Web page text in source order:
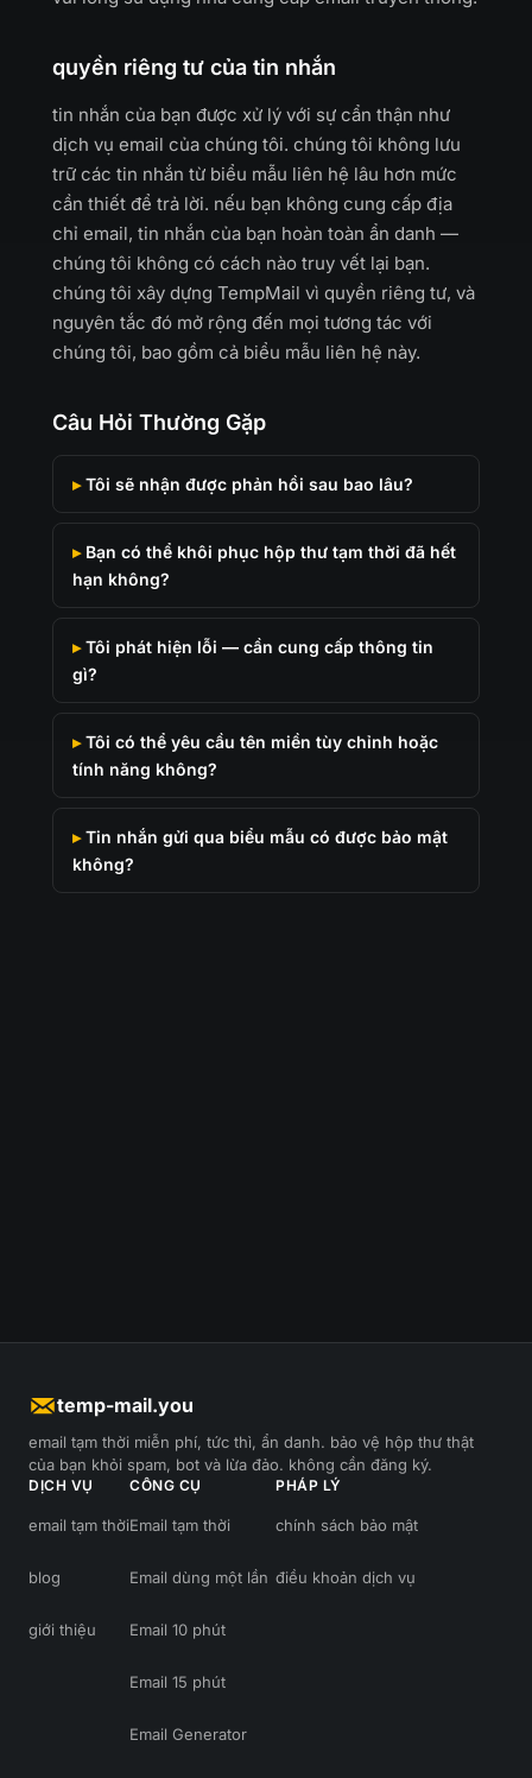
quyền riêng tư của tin nhắn
tin nhắn của bạn được xử lý với sự cẩn thận như
dịch vụ email của chúng tôi. chúng tôi không lưu
trữ các tin nhắn từ biểu mẫu liên hệ lâu hơn mức
cần thiết để trả lời. nếu bạn không cung cấp địa
chỉ email, tin nhắn của bạn hoàn toàn ẩn danh —
chúng tôi không có cách nào truy vết lại bạn.
chúng tôi xây dựng TempMail vì quyền riêng tư, và
nguyên tắc đó mở rộng đến mọi tương tác với
chúng tôi, bao gồm cả biểu mẫu liên hệ này.
Câu Hỏi Thường Gặp
Tôi sẽ nhận được phản hồi sau bao lâu?
Bạn có thể khôi phục hộp thư tạm thời đã hết
hạn không?
Tôi phát hiện lỗi — cần cung cấp thông tin
gì?
Tôi có thể yêu cầu tên miền tùy chỉnh hoặc
tính năng không?
Tin nhắn gửi qua biểu mẫu có được bảo mật
không?
temp-mail.you
email tạm thời miễn phí, tức thì, ẩn danh. bảo vệ hộp thư thật
của bạn khỏi spam, bot và lừa đảo. không cần đăng ký.
DỊCH VỤ
email tạm thời
blog
giới thiệu
CÔNG CỤ
Email tạm thời
Email dùng một lần
Email 10 phút
Email 15 phút
Email Generator
PHÁP LÝ
chính sách bảo mật
điều khoản dịch vụ